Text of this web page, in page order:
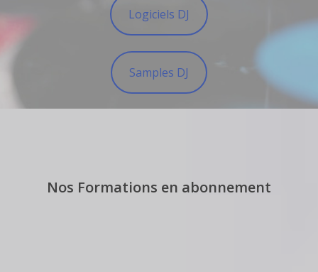
Logiciels DJ
Samples DJ
Nos Formations en abonnement